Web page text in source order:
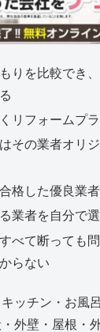
りを比較でき
リフォームプ
その業者オリ
格した優良業
業者を自分で
べて断っても
らない
ッチン・お風
外壁・屋根・